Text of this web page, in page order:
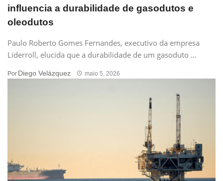
influencia a durabilidade de gasodutos e
oleodutos
Paulo Roberto Gomes Fernandes, executivo da empresa
Liderroll, elucida que a durabilidade de um gasoduto ...
Por Diego Velázquez maio 5, 2026